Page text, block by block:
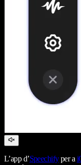
L’app d’Speechifyper a